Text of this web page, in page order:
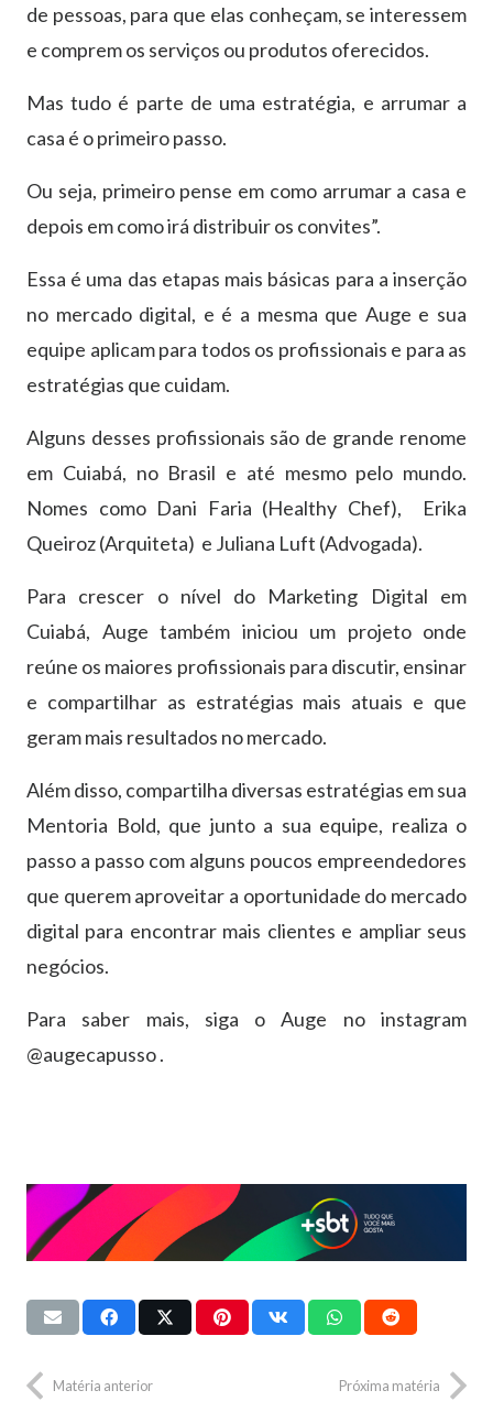
de pessoas, para que elas conheçam, se interessem
e comprem os serviços ou produtos oferecidos.
Mas tudo é parte de uma estratégia, e arrumar a
casa é o primeiro passo.
Ou seja, primeiro pense em como arrumar a casa e
depois em como irá distribuir os convites”.
Essa é uma das etapas mais básicas para a inserção
no mercado digital, e é a mesma que Auge e sua
equipe aplicam para todos os profissionais e para as
estratégias que cuidam.
Alguns desses profissionais são de grande renome
em Cuiabá, no Brasil e até mesmo pelo mundo.
Nomes como Dani Faria (Healthy Chef), Erika
Queiroz (Arquiteta) e Juliana Luft (Advogada).
Para crescer o nível do Marketing Digital em
Cuiabá, Auge também iniciou um projeto onde
reúne os maiores profissionais para discutir, ensinar
e compartilhar as estratégias mais atuais e que
geram mais resultados no mercado.
Além disso, compartilha diversas estratégias em sua
Mentoria Bold, que junto a sua equipe, realiza o
passo a passo com alguns poucos empreendedores
que querem aproveitar a oportunidade do mercado
digital para encontrar mais clientes e ampliar seus
negócios.
Para saber mais, siga o Auge no instagram
@augecapusso .
Matéria anterior Próxima matéria